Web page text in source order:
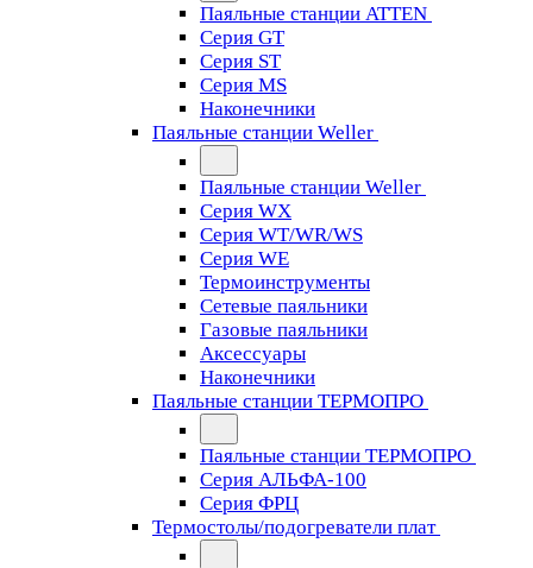
Паяльные станции ATTEN
Серия GT
Серия ST
Серия MS
Наконечники
Паяльные станции Weller
Паяльные станции Weller
Серия WX
Серия WT/WR/WS
Серия WE
Термоинструменты
Сетевые паяльники
Газовые паяльники
Аксессуары
Наконечники
Паяльные станции ТЕРМОПРО
Паяльные станции ТЕРМОПРО
Серия АЛЬФА-100
Серия ФРЦ
Термостолы/подогреватели плат